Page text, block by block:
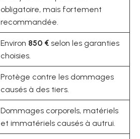
obligatoire, mais fortement
recommandée.
Environ 850 € selon les garanties
choisies.
Protège contre les dommages
causés à des tiers.
Dommages corporels, matériels
et immatériels causés à autrui.